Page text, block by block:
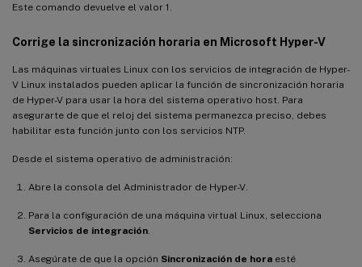
Este comando devuelve el valor 1.
Corrige la sincronización horaria en Microsoft Hyper-V
Las máquinas virtuales Linux con los servicios de integración de Hyper-
V Linux instalados pueden aplicar la función de sincronización horaria
de Hyper-V para usar la hora del sistema operativo host. Para
asegurarte de que el reloj del sistema permanezca preciso, debes
habilitar esta función junto con los servicios NTP.
Desde el sistema operativo de administración:
Abre la consola del Administrador de Hyper-V.
Para la configuración de una máquina virtual Linux, selecciona
Servicios de integración
Asegúrate de que la opción Sincronización de hora esté